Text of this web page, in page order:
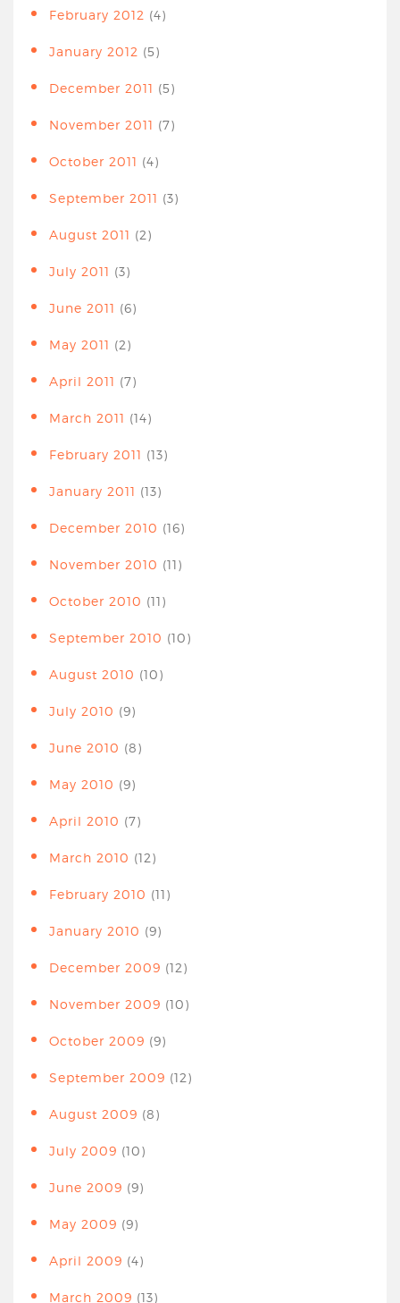
February 2012 (4)
January 2012 (5)
December 2011 (5)
November 2011 (7)
October 2011 (4)
September 2011 (3)
August 2011 (2)
July 2011 (3)
June 2011 (6)
May 2011 (2)
April 2011 (7)
March 2011 (14)
February 2011 (13)
January 2011 (13)
December 2010 (16)
November 2010 (11)
October 2010 (11)
September 2010 (10)
August 2010 (10)
July 2010 (9)
June 2010 (8)
May 2010 (9)
April 2010 (7)
March 2010 (12)
February 2010 (11)
January 2010 (9)
December 2009 (12)
November 2009 (10)
October 2009 (9)
September 2009 (12)
August 2009 (8)
July 2009 (10)
June 2009 (9)
May 2009 (9)
April 2009 (4)
March 2009 (13)